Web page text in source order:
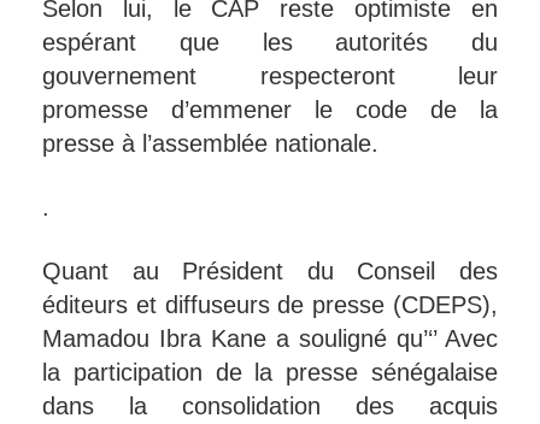
Selon lui, le CAP reste optimiste en
espérant que les autorités du
gouvernement respecteront leur
promesse d’emmener le code de la
presse à l’assemblée nationale.
.
Quant au Président du Conseil des
éditeurs et diffuseurs de presse (CDEPS),
Mamadou Ibra Kane a souligné qu’‘’ Avec
la participation de la presse sénégalaise
dans la consolidation des acquis